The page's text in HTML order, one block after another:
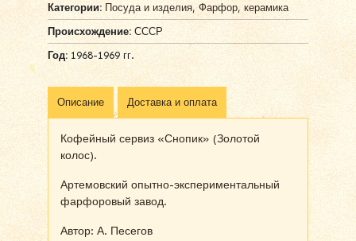
Категории: Посуда и изделия,Фарфор, керамика
Происхождение: СССР
Год: 1968-1969 гг.
Описание Доставка и оплата
Кофейный сервиз «Снопик» (Золотой
колос).
Артемовский опытно-экспериментальный
фарфоровый завод.
Автор: А. Песегов